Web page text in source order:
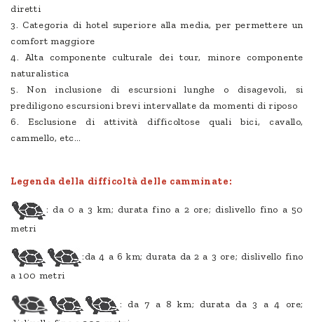
diretti
3. Categoria di hotel superiore alla media, per permettere un
comfort maggiore
4. Alta componente culturale dei tour, minore componente
naturalistica
5. Non inclusione di escursioni lunghe o disagevoli, si
prediligono escursioni brevi intervallate da momenti di riposo
6. Esclusione di attività difficoltose quali bici, cavallo,
cammello, etc…
Legenda della difficoltà delle camminate:
: da 0 a 3 km; durata fino a 2 ore; dislivello fino a 50
metri
:da 4 a 6 km; durata da 2 a 3 ore; dislivello fino
a 100 metri
: da 7 a 8 km; durata da 3 a 4 ore;